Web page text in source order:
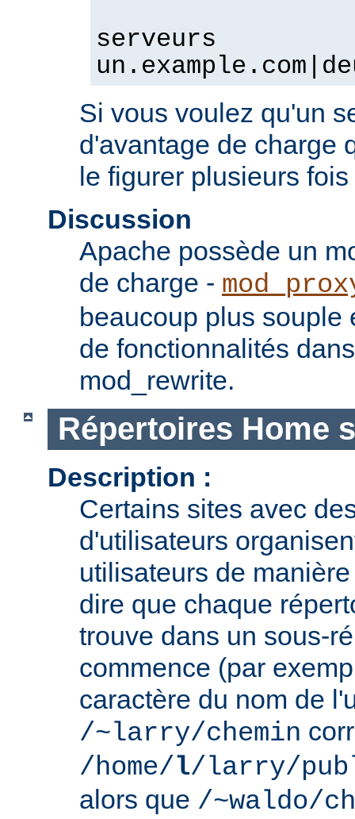
serveurs
Si vous voulez qu'un
d'avantage de charge
le figurer plusieurs
Discussion
Apache possède un
de charge -
beaucoup plus souple
de fonctionnalités
mod_rewrite.
Répertoires Home
Description :
Certains sites avec
d'utilisateurs
utilisateurs de
dire que chaque
trouve dans un sous-
commence (par
caractère du nom de
/~larry/chemin
/home/l/larry/
alors que /~waldo/